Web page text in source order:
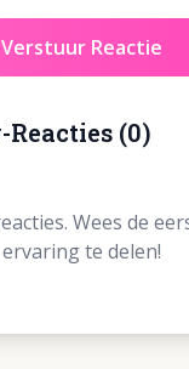
Verstuur Reactie
(0)
Wees de
ervaring te delen!